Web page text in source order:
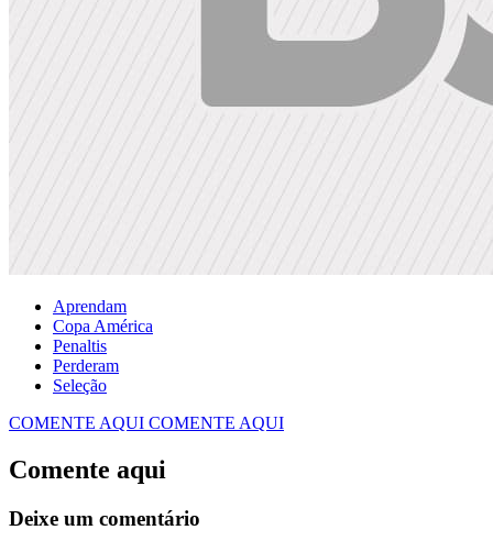
Aprendam
Copa América
Penaltis
Perderam
Seleção
COMENTE AQUI COMENTE AQUI
Comente aqui
Deixe um comentário